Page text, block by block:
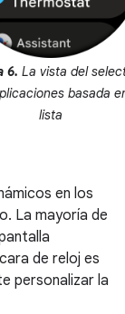
6. La vista del
basada
lista
en los
La mayoría de
de reloj es
personalizar la